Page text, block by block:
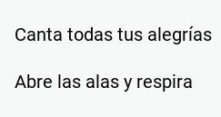
Canta todas tus alegrías
Abre las alas y respira